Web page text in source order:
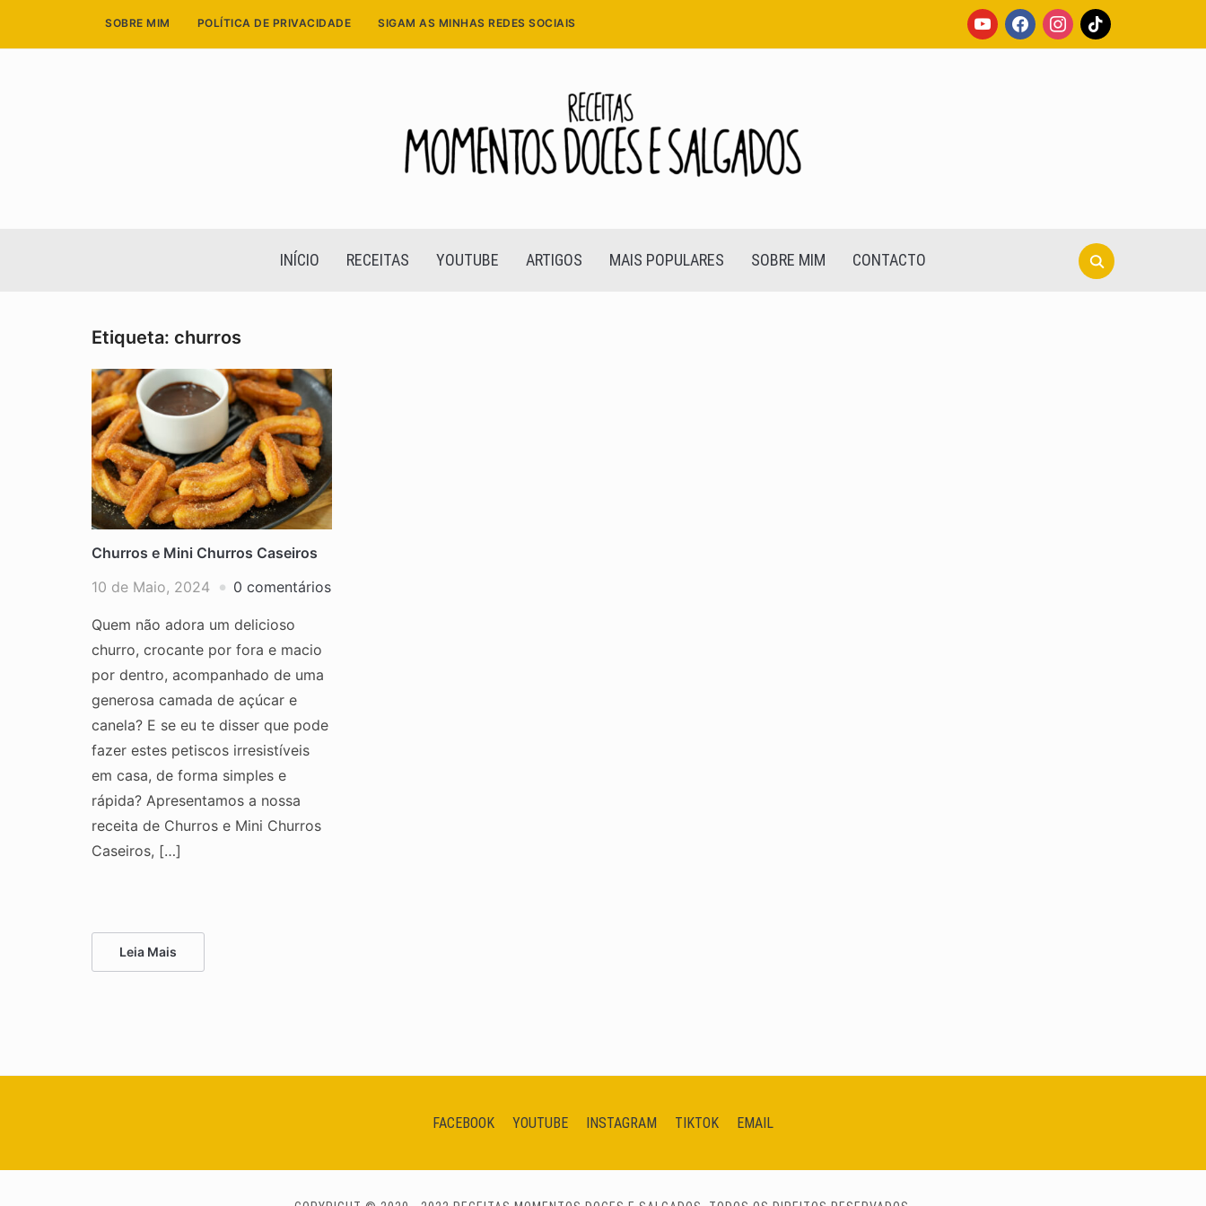
youtubefacebookinstagram
tiktok
SOBRE MIM POLÍTICA DE PRIVACIDADE SIGAM AS MINHAS REDES SOCIAIS
Search
for:
INÍCIO RECEITAS YOUTUBE ARTIGOS MAIS POPULARES SOBRE MIM CONTACTO
Etiqueta: churros
Churros e Mini Churros Caseiros
10 de Maio, 2024
0 comentários
Quem não adora um delicioso
churro, crocante por fora e macio
por dentro, acompanhado de uma
generosa camada de açúcar e
canela? E se eu te disser que pode
fazer estes petiscos irresistíveis
em casa, de forma simples e
rápida? Apresentamos a nossa
receita de Churros e Mini Churros
Caseiros, […]
Leia Mais
FACEBOOK YOUTUBE INSTAGRAM TIKTOK EMAIL